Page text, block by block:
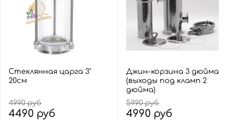
Стеклянная царга 3"
20см
4990 руб
4490 руб
Джин-корзина 3 дюйма
(выходы под кламп 2
дюйма)
5990 руб
4990 руб